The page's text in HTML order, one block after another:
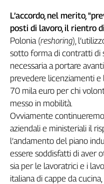
Collettiva
Talk
La
settimana
Collettiva
Girasoli
Il
Sassolino
Linea
Economica
Tech
It
Easy
Inserti
L’accordo, nel merito,
posti di lavoro, il rientro
Polonia (reshoring),
sotto forma di contratti di
necessaria a portare
prevedere licenziamenti e
70 mila euro per chi
messo in mobilità.
Ovviamente
aziendali e ministeriali il
l’andamento del piano
essere soddisfatti di aver
sia per le lavoratrici e i
italiana di cappe da